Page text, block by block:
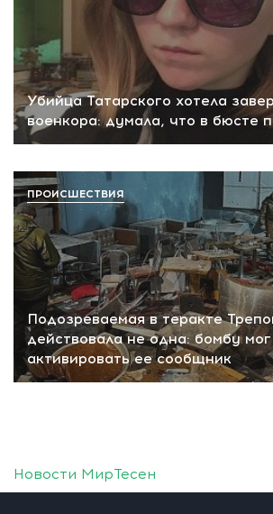
Убийца Татарского хотела
военкора: думала, что в бюсте
Подозреваемая в теракте
действовала не одна: бомбу мог
активировать ее сообщник
ПРОИСШЕСТВИЯ
Новости МирТесен